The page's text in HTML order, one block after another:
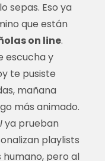
sepas. Eso ya
que están
on line.
escucha y
te pusiste
mañana
más animado.
ya prueban
playlists
humano, pero al